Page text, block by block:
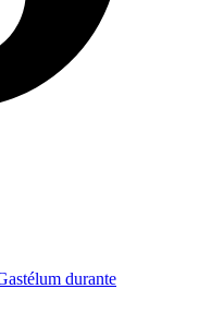
durante